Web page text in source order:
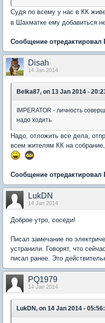
Судя по всему у нас в КК
в Шахматке ему добавиться
Сообщение отредактировал
Disah
14 Jan 2014
Belka87, on 13 Jan 2014 -
IMPERATOR - личность
надо ходить
Надо, отложить все дела,
всем жителям КК на
Сообщение отредактировал
LukDN
14 Jan 2014
Доброе утро, соседи!
Писал замечание по
устранили. Говорят, что
писал ранее. Это
PQ1979
14 Jan 2014
LukDN, on 14 Jan 2014 - 05:56: